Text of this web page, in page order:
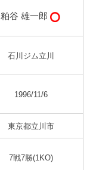
粕谷 雄一郎
石川ジム立川
1996/11/6
東京都立川市
7戦7勝(1KO)